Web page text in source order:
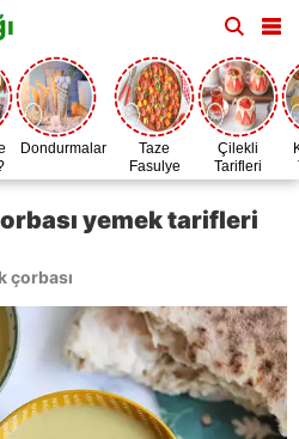
Dondurmalar
Taze
Fasulye
Zamanı
Çilekli
Tarifleri
yemek tarifleri
çorbası